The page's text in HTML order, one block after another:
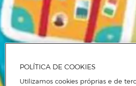
POLÍTICA DE COOKIES
Utilizamos cookies próprias e de